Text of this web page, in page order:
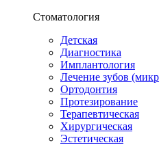
Стоматология
Детская
Диагностика
Имплантология
Лечение зубов
Ортодонтия
Протезирование
Терапевтическая
Хирургическая
Эстетическая